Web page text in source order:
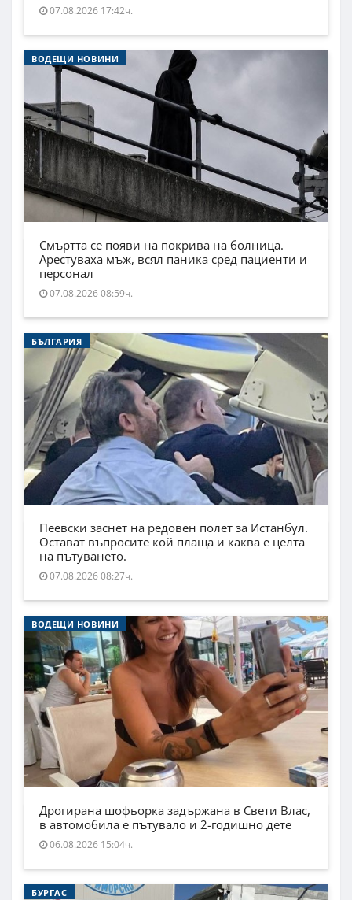
07.08.2026 17:42ч.
ВОДЕЩИ НОВИНИ
Смъртта се появи на покрива на болница.
Арестуваха мъж, всял паника сред пациенти и
персонал
07.08.2026 08:59ч.
БЪЛГАРИЯ
Пеевски заснет на редовен полет за Истанбул.
Остават въпросите кой плаща и каква е целта
на пътуването.
07.08.2026 08:27ч.
ВОДЕЩИ НОВИНИ
Дрогирана шофьорка задържана в Свети Влас,
в автомобила е пътувало и 2-годишно дете
06.08.2026 15:04ч.
БУРГАС